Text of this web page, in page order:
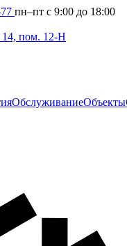
пн–пт с 9:00 до 18:00
14, пом. 12-Н
ОбслуживаниеОбъекты